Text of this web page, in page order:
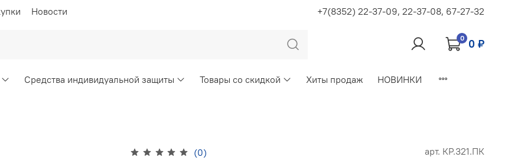
Новости +7(8352) 22-37-09, 22-37-08, 67-27-32
0 0 ₽
Средства индивидуальной защиты Товары со скидкой Хиты продаж НОВИНКИ
(0) арт. КР.321.ПК